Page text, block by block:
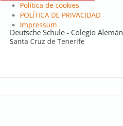
Política de cookies
POLÍTICA DE PRIVACIDAD
Impressum
Deutsche Schule - Colegio Alemán
Santa Cruz de Tenerife